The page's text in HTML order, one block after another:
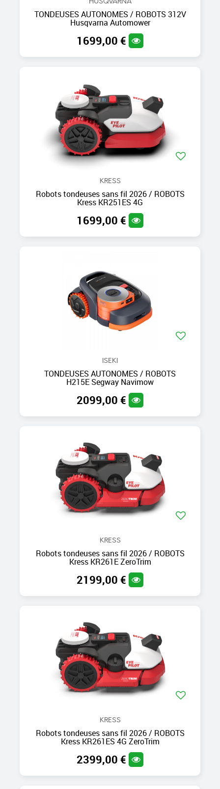
TONDEUSES AUTONOMES / ROBOTS 312V
Husqvarna Automower
1699,00 €
KRESS
Robots tondeuses sans fil 2026 / ROBOTS
Kress KR251ES 4G
1699,00 €
ISEKI
TONDEUSES AUTONOMES / ROBOTS
H215E Segway Navimow
2099,00 €
KRESS
Robots tondeuses sans fil 2026 / ROBOTS
Kress KR261E ZeroTrim
2199,00 €
KRESS
Robots tondeuses sans fil 2026 / ROBOTS
Kress KR261ES 4G ZeroTrim
2399,00 €